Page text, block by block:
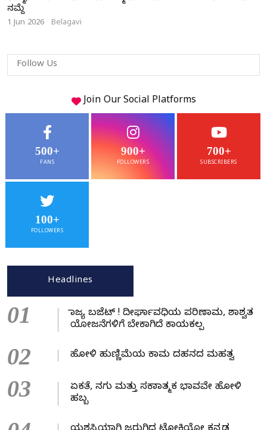
ನಮ್ದೆ
1 Jun 2026 Belagavi
Follow Us
Join Our Social Platforms
500+
FANS
900+
FOLLOWERS
700+
SUBSCRIBERS
100+
FOLLOWERS
Headlines
01
ರಾಜ್ಯ ಬಜೆಟ್ ! ದೀರ್ಘಾವಧಿಯ ಪರಿಣಾಮ, ಶಾಶ್ವತ
ಯೋಜನೆಗಳಿಗೆ ಬೇಕಾಗಿದೆ ಕಾಯಕಲ್ಪ
02 ಹೋಳಿ ಹುಣ್ಣಿಮೆಯ ಕಾಮ ದಹನದ ಮಹತ್ವ
03
ಏಕತೆ, ನಗು ಮತ್ತು ಸಕಾರಾತ್ಮಕ ಭಾವವೇ ಹೋಳಿ
ಹಬ್ಬ